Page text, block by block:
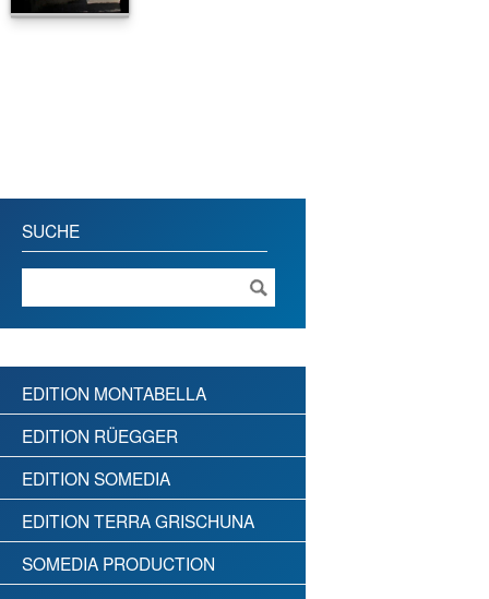
SUCHE
EDITION MONTABELLA
EDITION RÜEGGER
EDITION SOMEDIA
EDITION TERRA GRISCHUNA
SOMEDIA PRODUCTION